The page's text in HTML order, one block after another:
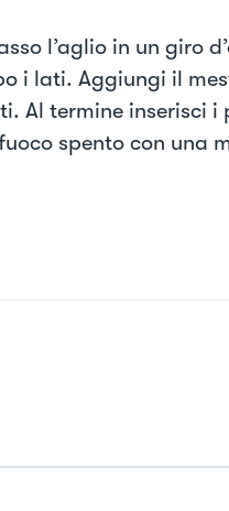
l’aglio in un giro
i lati. Aggiungi il
Al termine inserisci i
spento con una